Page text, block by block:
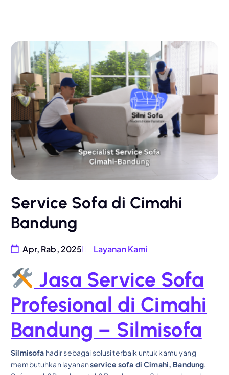
Service Sofa di Cimahi
Bandung
Apr, Rab, 2025 Layanan Kami
Jasa Service Sofa
Profesional di Cimahi
Bandung – Silmisofa
Silmisofa hadir sebagai solusi terbaik untuk kamu yang
membutuhkan layananservice sofa di Cimahi, Bandung